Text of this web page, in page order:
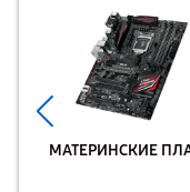
МАТЕРИНСКИЕ